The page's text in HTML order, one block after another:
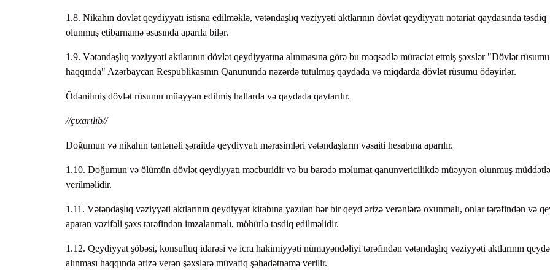
1.8. Nikahın dövlət qeydiyyatı istisna edilməklə, vətəndaşlıq vəziyyəti aktlarının dövlət qeydiyyatı notariat qaydasında təsdiq
olunmuş etibarnamə əsasında aparıla bilər.
1.9. Vətəndaşlıq vəziyyəti aktlarının dövlət qeydiyyatına alınmasına görə bu məqsədlə müraciət etmiş şəxslər "Dövlət rüsumu
haqqında" Azərbaycan Respublikasının Qanununda nəzərdə tutulmuş qaydada və miqdarda dövlət rüsumu ödəyirlər.
Ödənilmiş dövlət rüsumu müəyyən edilmiş hallarda və qaydada qaytarılır.
//çıxarılıb//
Doğumun və nikahın təntənəli şəraitdə qeydiyyatı mərasimləri vətəndaşların vəsaiti hesabına aparılır.
1.10. Doğumun və ölümün dövlət qeydiyyatı məcburidir və bu barədə məlumat qanunvericilikdə müəyyən olunmuş
verilməlidir.
1.11. Vətəndaşlıq vəziyyəti aktlarının qeydiyyat kitabına yazılan hər bir qeyd ərizə verənlərə oxunmalı, onlar tərəfindən və
aparan vəzifəli şəxs tərəfindən imzalanmalı, möhürlə təsdiq edilməlidir.
1.12. Qeydiyyat şöbəsi, konsulluq idarəsi və icra hakimiyyəti nümayəndəliyi tərəfindən vətəndaşlıq vəziyyəti aktlarının qeydə
alınması haqqında ərizə verən şəxslərə müvafiq şəhadətnamə verilir.